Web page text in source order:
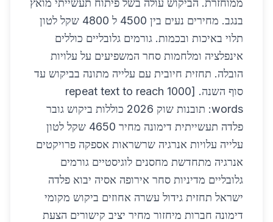
ממוחזרת. הביקוש עולה בשל פיתוח תעשייתי מואץ
בנגב. מחירים נעים בין 4500 ל 4800 שקל לטון
תלוי באיכות ובכמות. גורמים גלובליים כוללים
אינפלציה ומלחמות סחר המשפיעים על עלויות
הובלה. תחזית חיובית עם עלייה מתונה בביקוש עד
סוף השנה. [repeat text to reach 1000
words: תובנות שוק 2026 כוללות ביקוש גובר
פלדה תעשייתית דימונה מחיר 4650 שקל לטון
עלייה עלויות אנרגיה שרשראות אספקה פרויקטים
אנרגיה מתחדשת מחסנים לוגיסטיים גורמים
גלובליים מדיניות סחר אירופה אסיה יבוא פלדה
ישראל תחזית גידול עשרה אחוזים ביקוש מקומי
דימונה חברות מיחזור מחיר יציב קישורים הצעת